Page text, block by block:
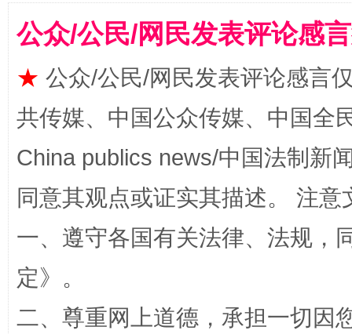
全民健身五年计划来了！等你上场
阿坝州三大球赛在茂县开幕 规模
公众/公民/网民发表评论感
★ 公众/公民/网民发表评论感言
共传媒、中国公众传媒、中国全
China publics news/中国法制新
同意其观点或证实其描述。 注
一、遵守各国有关法律、法规，
定》。
二、尊重网上道德，承担一切因